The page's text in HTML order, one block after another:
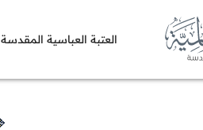
العتبة العباسية المقدسة